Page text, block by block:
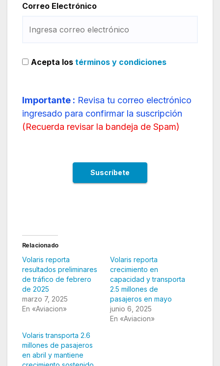
Correo Electrónico
Acepta los términos y condiciones
Importante : Revisa tu correo electrónico
ingresado para confirmar la suscripción
(Recuerda revisar la bandeja de Spam)
Relacionado
Volaris reporta
resultados preliminares
de tráfico de febrero
de 2025
marzo 7, 2025
En «Aviacion»
Volaris reporta
crecimiento en
capacidad y transporta
2.5 millones de
pasajeros en mayo
junio 6, 2025
En «Aviacion»
Volaris transporta 2.6
millones de pasajeros
en abril y mantiene